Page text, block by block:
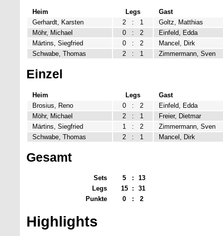
Heim Legs
Gast
Gerhardt, Karsten
2 : 1
Goltz, Matthias
Möhr, Michael
0 : 2
Einfeld, Edda
Märtins, Siegfried
0 : 2
Mancel, Dirk
Schwabe, Thomas
2 : 1 Zimmermann, Sven
Einzel
Heim Legs
Gast
Brosius, Reno
0 : 2
Einfeld, Edda
Möhr, Michael
2 : 1
Freier, Dietmar
Märtins, Siegfried
1 : 2
Zimmermann, Sven
Schwabe, Thomas
2 : 1 Mancel, Dirk
Gesamt
Sets 5 :
13
Legs
15 :
31
Punkte
0 : 2
Highlights